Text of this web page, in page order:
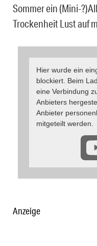
Sommer ein (Mini-
Trockenheit Lust auf
Hier wurde ein
blockiert. Beim
eine Verbindung
Anbieters
Anbieter
mitgeteilt werden.
Anzeige